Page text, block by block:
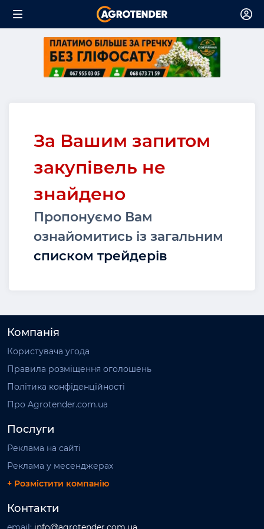
За Вашим запитом
закупівель не
знайдено
Пропонуємо Вам
ознайомитись із загальним
списком трейдерів
Компанія
Користувача угода
Правила розміщення оголошень
Політика конфіденційності
Про Agrotender.com.ua
Послуги
Реклама на сайті
Реклама у месенджерах
+ Розмістити компанію
Контакти